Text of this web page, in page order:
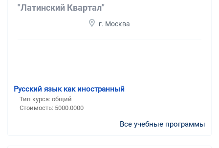
"Латинский Квартал"
г. Москва
Русский язык как иностранный
Тип курса: общий
Стоимость: 5000.0000
Все учебные программы